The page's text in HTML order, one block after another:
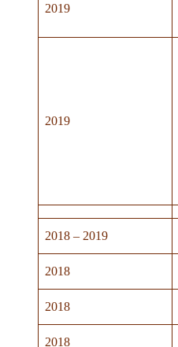
2019
2019
2018 – 2019
2018
2018
2018